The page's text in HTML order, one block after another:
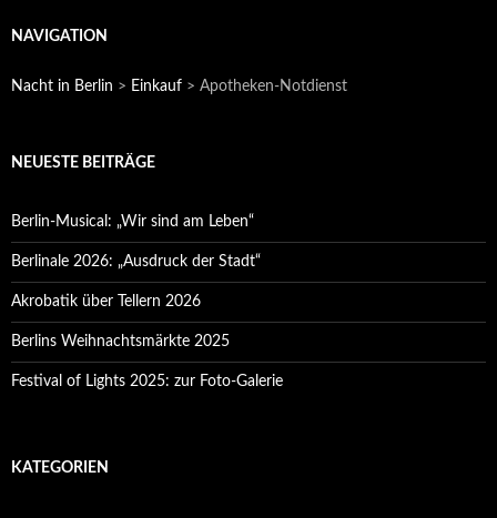
NAVIGATION
Nacht in Berlin > Einkauf > Apotheken-Notdienst
NEUESTE BEITRÄGE
Berlin-Musical: „Wir sind am Leben“
Berlinale 2026: „Ausdruck der Stadt“
Akrobatik über Tellern 2026
Berlins Weihnachtsmärkte 2025
Festival of Lights 2025: zur Foto-Galerie
KATEGORIEN